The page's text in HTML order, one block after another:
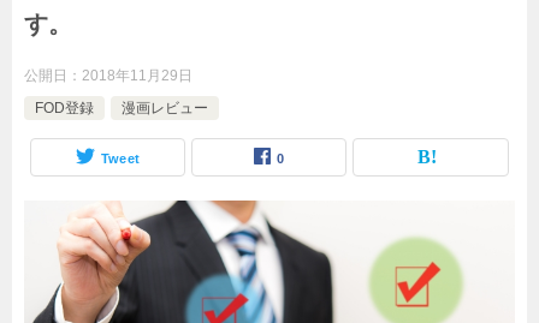
す。
公開日： 2018年11月29日
FOD登録
漫画レビュー
Tweet 0